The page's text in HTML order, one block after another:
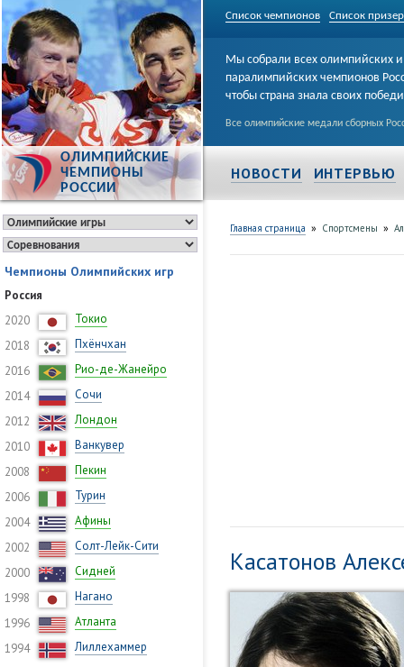
Список чемпионов Список
ОЛИМПИЙСКИЕ
ЧЕМПИОНЫ
РОССИИ
Мы собрали всех олимпийских и
паралимпийских чемпионов
чтобы страна знала своих
Все олимпийские медали сборных
НОВОСТИ ИНТЕРВЬЮ
Чемпионы Олимпийских игр
Россия
2020
Токио
2018
Пхёнчхан
2016
Рио-де-Жанейро
2014
Сочи
2012
Лондон
2010
Ванкувер
2008
Пекин
2006
Турин
2004
Афины
2002
Солт-Лейк-Сити
2000
Сидней
1998
Нагано
1996
Атланта
1994
Лиллехаммер
Главная страница » Спортсмены »
Касатонов